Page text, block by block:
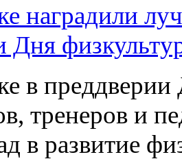
наградили
Дня
в преддверии
тренеров и
в развитие